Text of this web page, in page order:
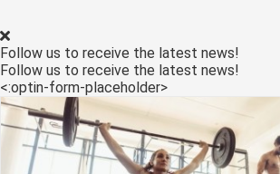
Follow us to receive the latest news!
Follow us to receive the latest news!
<:optin-form-placeholder>